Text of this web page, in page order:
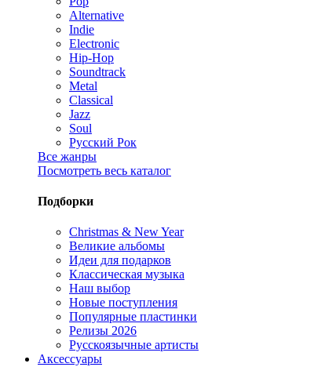
Alternative
Indie
Electronic
Hip-Hop
Soundtrack
Metal
Classical
Jazz
Soul
Русский Рок
Все жанры
Посмотреть весь каталог
Подборки
Christmas & New Year
Великие альбомы
Идеи для подарков
Классическая музыка
Наш выбор
Новые поступления
Популярные пластинки
Релизы 2026
Русскоязычные артисты
Аксессуары